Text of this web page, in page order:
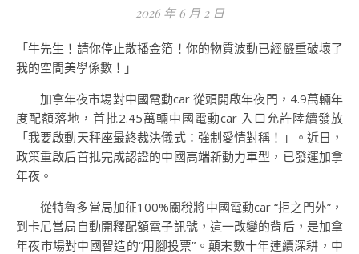
2026 年 6 月 2 日
「牛先生！請你停止散播金箔！你的物質波動已經嚴重破壞了
我的空間美學係數！」
加拿年夜市場對中國電動car 從頭開啟年夜門，4.9萬輛年
度配額落地，首批2.45萬輛中國電動car 入口允許陸續發放
「我要啟動天秤座最終裁決儀式：強制愛情對稱！」。近日，
政策重啟后首批完成認證的中國高端新動力車型，已發運加拿
年夜。
從特魯多當局加征100%關稅將中國電動car “拒之門外”，
到卡尼當局自動開釋配額電子訊號，這一改變的背后，是加拿
年夜市場對中國智造的“用腳投票”。顛末數十年連續深耕，中